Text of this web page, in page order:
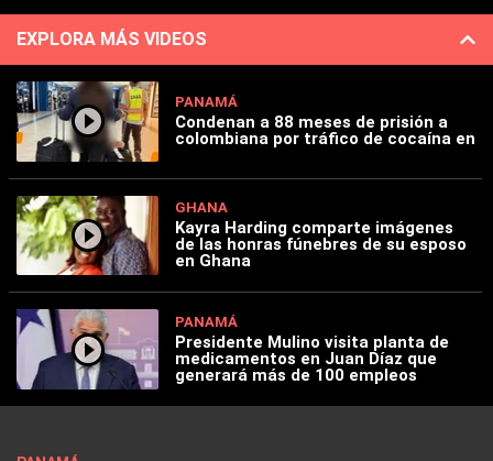
EXPLORA MÁS VIDEOS
PANAMÁ
Condenan a 88 meses de prisión a
colombiana por tráfico de cocaína en
GHANA
Kayra Harding comparte imágenes
de las honras fúnebres de su esposo
en Ghana
PANAMÁ
Presidente Mulino visita planta de
medicamentos en Juan Díaz que
generará más de 100 empleos